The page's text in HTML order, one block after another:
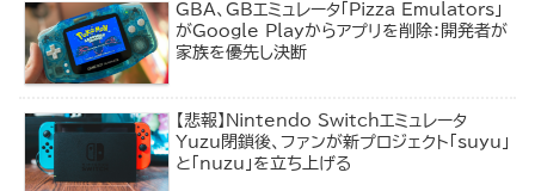
GBA、GBエミュレータ「Pizza Emulators」
がGoogle Playからアプリを削除：開発者が
家族を優先し決断
【悲報】Nintendo Switchエミュレータ
Yuzu閉鎖後、ファンが新プロジェクト「suyu」
と「nuzu」を立ち上げる